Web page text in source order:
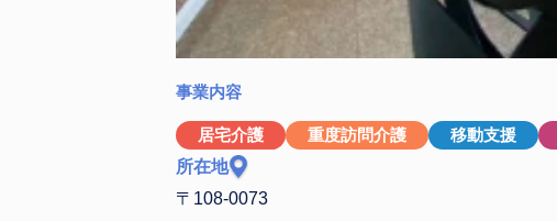
事業内容
居宅介護 重度訪問介護 移動支援
所在地
〒108-0073